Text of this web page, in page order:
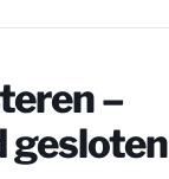
–
gesloten